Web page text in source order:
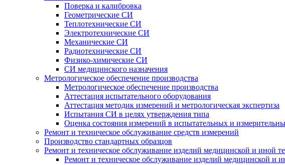
Поверка и калибровка
Геометрические СИ
Теплотехнические СИ
Электротехнические СИ
Механические СИ
Радиотехнические СИ
Физико-химические СИ
СИ медицинского назначения
Метрологическое обеспечение производства
Метрологическое обеспечение производства
Аттестация испытательного оборудования
Аттестация методик измерений и метрологическая экспертиза
Испытания СИ в целях утверждения типа
Оценка состояния измерений в испытательных и
Ремонт и техническое обслуживание средств измерений
Производство стандартных образцов
Ремонт и техническое обслуживание изделий медицинской и иной
Ремонт и техническое обслуживание изделий медицинской и